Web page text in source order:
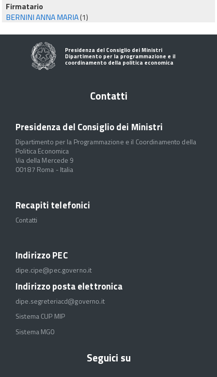
Firmatario
BERNINI ANNA MARIA(1)
Presidenza del Consiglio dei Ministri
Dipartimento per la programmazione e il
coordinamento della politica economica
Contatti
Presidenza del Consiglio dei Ministri
Dipartimento per la Programmazione e il Coordinamento della
Politica Economica
Via della Mercede 9
00187 Roma - Italia
Recapiti telefonici
Contatti
Indirizzo PEC
dipe.cipe@pec.governo.it
Indirizzo posta elettronica
dipe.segreteriacd@governo.it
Sistema CUP MIP
Sistema MGO
Seguici su